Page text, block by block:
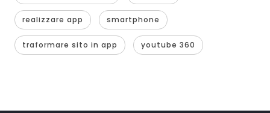
realizzare app smartphone
traformare sito in app youtube 360